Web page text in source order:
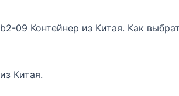
b2-09 Контейнер из Китая. Как
из Китая.